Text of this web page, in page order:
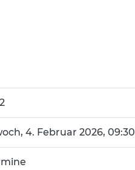
4. Februar 2026, 09:30